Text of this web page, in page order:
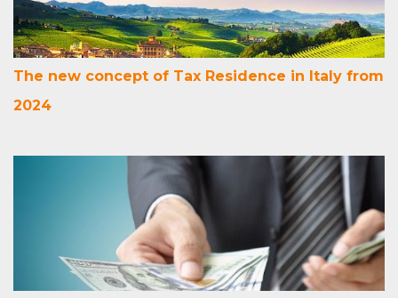
The new concept of Tax Residence in Italy from
2024